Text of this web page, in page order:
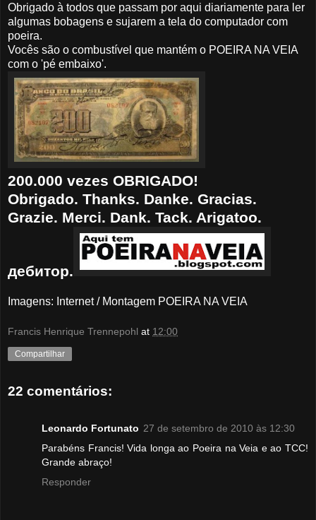
Obrigado à todos que passam por aqui diariamente para ler
algumas bobagens e sujarem a tela do computador com
poeira.
Vocês são o combustível que mantém o POEIRA NA VEIA
com o 'pé embaixo'.
200.000 vezes OBRIGADO!
Obrigado. Thanks. Danke. Gracias.
Grazie. Merci. Dank. Tack. Arigatoo.
дебитор.
Imagens: Internet / Montagem POEIRA NA VEIA
Francis Henrique Trennepohl at 12:00
Compartilhar
22 comentários:
Leonardo Fortunato 27 de setembro de 2010 às 12:30
Parabéns Francis! Vida longa ao Poeira na Veia e ao TCC!
Grande abraço!
Responder